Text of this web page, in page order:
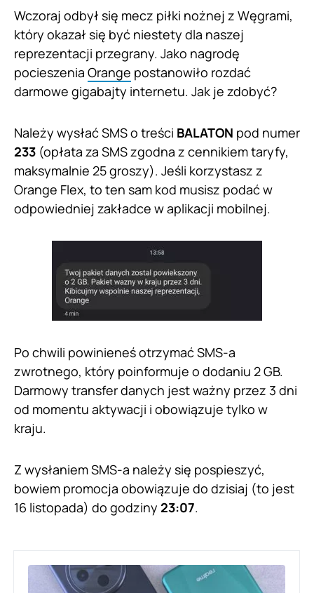
Wczoraj odbył się mecz piłki nożnej z Węgrami,
który okazał się być niestety dla naszej
reprezentacji przegrany. Jako nagrodę
pocieszenia Orange postanowiło rozdać
darmowe gigabajty internetu. Jak je zdobyć?
Należy wysłać SMS o treści BALATON pod numer
233 (opłata za SMS zgodna z cennikiem taryfy,
maksymalnie 25 groszy). Jeśli korzystasz z
Orange Flex, to ten sam kod musisz podać w
odpowiedniej zakładce w aplikacji mobilnej.
Po chwili powinieneś otrzymać SMS-a
zwrotnego, który poinformuje o dodaniu 2 GB.
Darmowy transfer danych jest ważny przez 3 dni
od momentu aktywacji i obowiązuje tylko w
kraju.
Z wysłaniem SMS-a należy się pospieszyć,
bowiem promocja obowiązuje do dzisiaj (to jest
16 listopada) do godziny 23:07.